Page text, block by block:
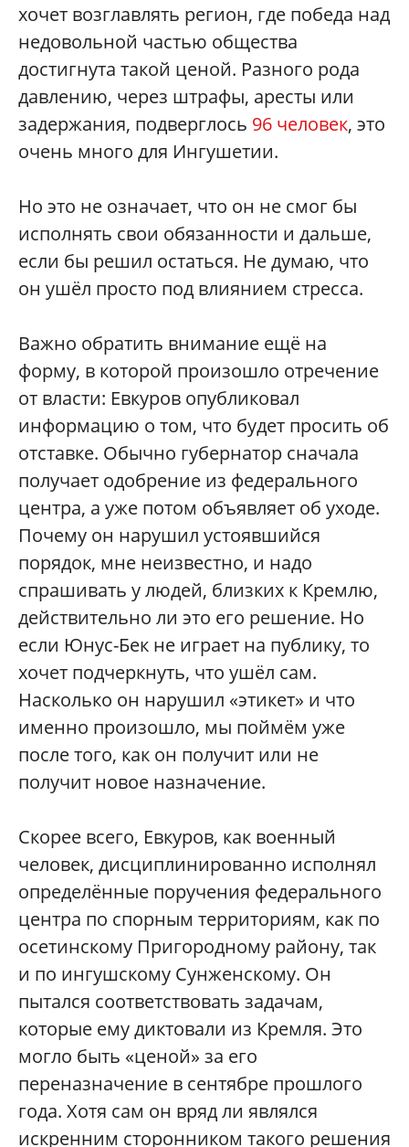
хочет возглавлять регион, где победа над
недовольной частью общества
достигнута такой ценой. Разного рода
давлению, через штрафы, аресты или
задержания, подверглось 96 человек, это
очень много для Ингушетии.
Но это не означает, что он не смог бы
исполнять свои обязанности и дальше,
если бы решил остаться. Не думаю, что
он ушёл просто под влиянием стресса.
Важно обратить внимание ещё на
форму, в которой произошло отречение
от власти: Евкуров опубликовал
информацию о том, что будет просить об
отставке. Обычно губернатор сначала
получает одобрение из федерального
центра, а уже потом объявляет об уходе.
Почему он нарушил устоявшийся
порядок, мне неизвестно, и надо
спрашивать у людей, близких к Кремлю,
действительно ли это его решение. Но
если Юнус-Бек не играет на публику, то
хочет подчеркнуть, что ушёл сам.
Насколько он нарушил «этикет» и что
именно произошло, мы поймём уже
после того, как он получит или не
получит новое назначение.
Скорее всего, Евкуров, как военный
человек, дисциплинированно исполнял
определённые поручения федерального
центра по спорным территориям, как по
осетинскому Пригородному району, так
и по ингушскому Сунженскому. Он
пытался соответствовать задачам,
которые ему диктовали из Кремля. Это
могло быть «ценой» за его
переназначение в сентябре прошлого
года. Хотя сам он вряд ли являлся
искренним сторонником такого решения